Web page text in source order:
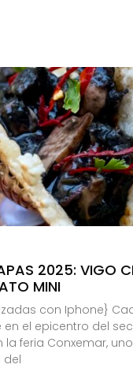
2025: VIGO
MINI
con Iphone}
en el epicentro del
feria Conxemar,
del